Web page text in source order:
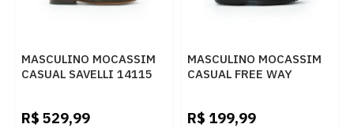
MASCULINO MOCASSIM
CASUAL SAVELLI 14115
R$ 529,99
MASCULINO MOCASSIM
CASUAL FREE WAY
R$ 199,99